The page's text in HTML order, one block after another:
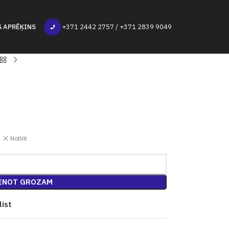
+371 2442 2757 / +371 2839 9049
Notīrīt
GROZAM